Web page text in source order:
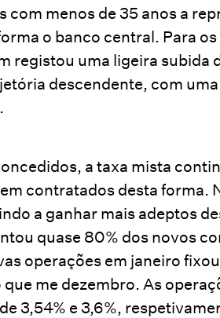
menos de 35 anos a
o banco central. Para
uma ligeira subida
descendente, com uma
a taxa mista
contratados desta forma.
a ganhar mais adeptos
quase 80% dos novos
operações em janeiro
me dezembro. As
3,54% e 3,6%,